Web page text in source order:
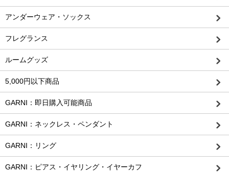
アンダーウェア・ソックス
フレグランス
ルームグッズ
5,000円以下商品
GARNI：即日購入可能商品
GARNI：ネックレス・ペンダント
GARNI：リング
GARNI：ピアス・イヤリング・イヤーカフ